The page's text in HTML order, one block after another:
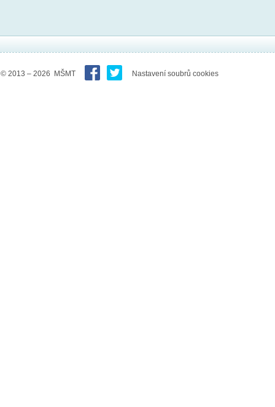
© 2013 – 2026 MŠMT Nastavení soubrů cookies